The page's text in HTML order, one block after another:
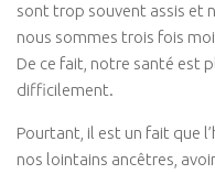
Renforcement
Coaching
Coaching
sont trop souvent assis et
nous sommes trois fois
De ce fait, notre santé est
difficilement.
Pourtant, il est un fait que
nos lointains ancêtres,